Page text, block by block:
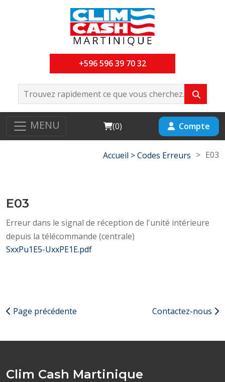
+596 596 39 70 32
MENU Cart
(0) Compte
Accueil >Codes Erreurs > E03
E03
Erreur dans le signal de réception de l'unité intérieure
depuis la télécommande (centrale)
SxxPu1E5-UxxPE1E.pdf
Page précédente Contactez-nous
Clim Cash Martinique